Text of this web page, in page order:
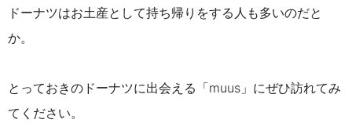
ドーナツはお土産として持ち帰りをする人も多いのだと
か。
とっておきのドーナツに出会える「muus」にぜひ訪れてみ
てください。